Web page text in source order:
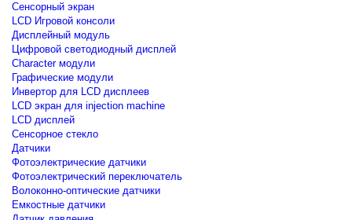
Сенсорный экран
LCD Игровой консоли
Дисплейный модуль
Цифровой светодиодный дисплей
Сharacter модули
Графические модули
Инвертор для LCD дисплеев
LCD экран для injection machine
LCD дисплей
Сенсорное стекло
Датчики
Фотоэлектрические датчики
Фотоэлектрический переключатель
Волоконно-оптические датчики
Емкостные датчики